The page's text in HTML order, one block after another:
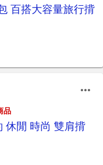
百搭大容量旅行揹
品
休閒 時尚 雙肩揹